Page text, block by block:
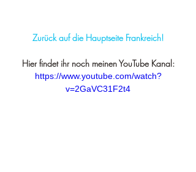
Zurück auf die Hauptseite Frankreich!
Hier findet ihr noch meinen YouTube Kanal:
https://www.youtube.com/watch?
v=2GaVC31F2t4